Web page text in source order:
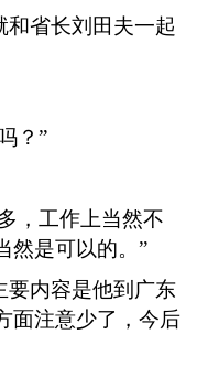
省长刘田夫一起
？”
，工作上当然不
然是可以的。”
要内容是他到广东
面注意少了，今后